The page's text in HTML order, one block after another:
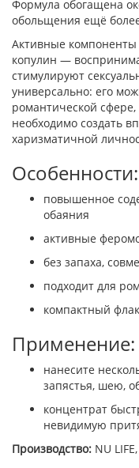
Формула обогащена
обольщения ещё
Активные
копулин —
стимулируют
универсально: его
романтической сфере,
необходимо создать
харизматичной
Особенности:
повышенное
обаяния
активные
без запаха,
подходит для
компактный
Применение:
нанесите
запястья, шею,
концентрат
невидимую
Производство: NU